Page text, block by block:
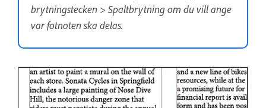
brytningstecken > Spaltbrytning om du vill ange
var fotnoten ska delas.